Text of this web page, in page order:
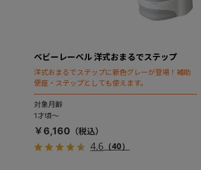
ベビーレーベル 洋式おまるでステップ
洋式おまるでステップに新色グレーが登場！補助
便座・ステップとしても使えます。
対象月齢
1才頃～
￥6,160
4.6 （40）